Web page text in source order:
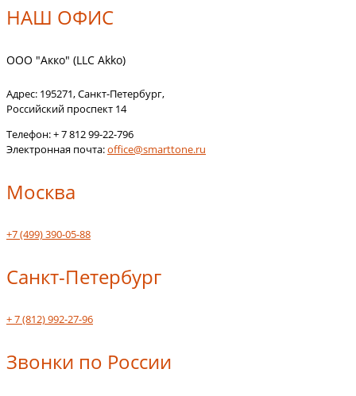
НАШ ОФИС
ООО "Акко" (LLC Akko)
Адрес: 195271,Санкт-Петербург,
Российский проспект 14
Телефон:+ 7 812 99-22-796
Электронная почта:office@smarttone.ru
Москва
+7 (499) 390-05-88
Санкт-Петербург
+ 7 (812) 992-27-96
Звонки по России